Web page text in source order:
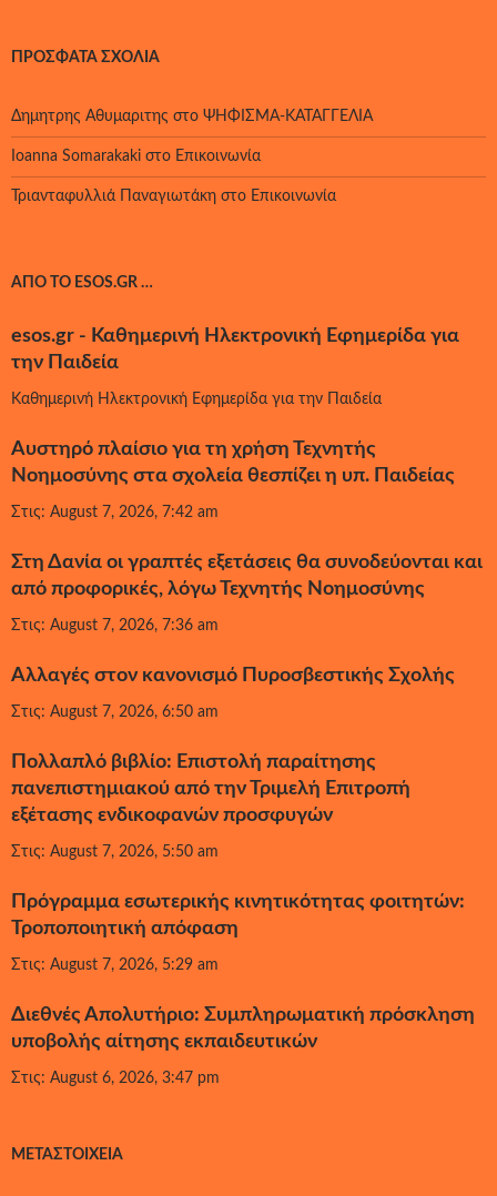
ΠΡΌΣΦΑΤΑ ΣΧΌΛΙΑ
Δημητρης Αθυμαριτης στο ΨΗΦΙΣΜΑ-ΚΑΤΑΓΓΕΛΙΑ
Ioanna Somarakaki στο Επικοινωνία
Τριανταφυλλιά Παναγιωτάκη στο Επικοινωνία
ΑΠΌ ΤΟ ESOS.GR …
esos.gr - Καθημερινή Ηλεκτρονική Εφημερίδα για
την Παιδεία
Καθημερινή Ηλεκτρονική Εφημερίδα για την Παιδεία
Αυστηρό πλαίσιο για τη χρήση Τεχνητής
Νοημοσύνης στα σχολεία θεσπίζει η υπ. Παιδείας
Στις: August 7, 2026, 7:42 am
Στη Δανία οι γραπτές εξετάσεις θα συνοδεύονται και
από προφορικές, λόγω Τεχνητής Νοημοσύνης
Στις: August 7, 2026, 7:36 am
Αλλαγές στον κανονισμό Πυροσβεστικής Σχολής
Στις: August 7, 2026, 6:50 am
Πολλαπλό βιβλίο: Επιστολή παραίτησης
πανεπιστημιακού από την Τριμελή Επιτροπή
εξέτασης ενδικοφανών προσφυγών
Στις: August 7, 2026, 5:50 am
Πρόγραμμα εσωτερικής κινητικότητας φοιτητών:
Τροποποιητική απόφαση
Στις: August 7, 2026, 5:29 am
Διεθνές Απολυτήριο: Συμπληρωματική πρόσκληση
υποβολής αίτησης εκπαιδευτικών
Στις: August 6, 2026, 3:47 pm
ΜΕΤΑΣΤΟΙΧΕΊΑ